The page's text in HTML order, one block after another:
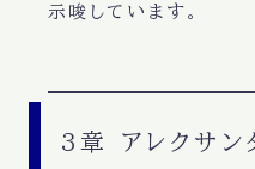
示唆しています。
3章 アレクサン